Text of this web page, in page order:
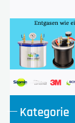
Kategorie